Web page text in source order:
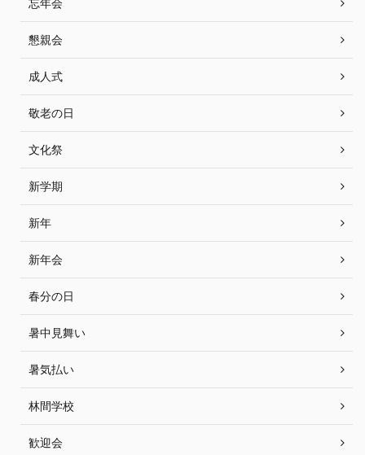
忘年会
懇親会
成人式
敬老の日
文化祭
新学期
新年
新年会
春分の日
暑中見舞い
暑気払い
林間学校
歓迎会